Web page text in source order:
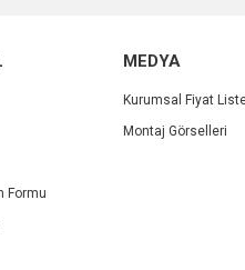
açıklamasında eksik bilgiler bulunuyor.
bilgilerinde hatalar bulunuyor.
fiyatı diğer sitelerden daha pahalı.
benzer farklı alternatifler olmalı.
Formu
MEDYA
Kurumsal Fiyat
Montaj Görselleri